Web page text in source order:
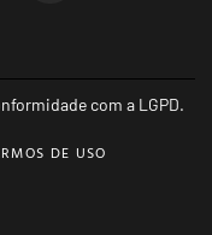
com a LGPD.
DE USO